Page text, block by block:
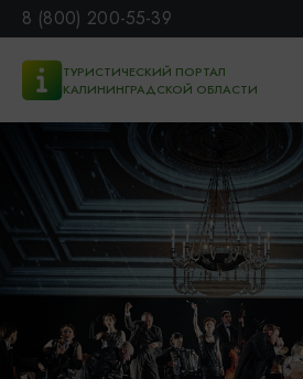
8 (800) 200-55-39
ТУРИСТИЧЕСКИЙ ПОРТАЛ
КАЛИНИНГРАДСКОЙ ОБЛАСТИ